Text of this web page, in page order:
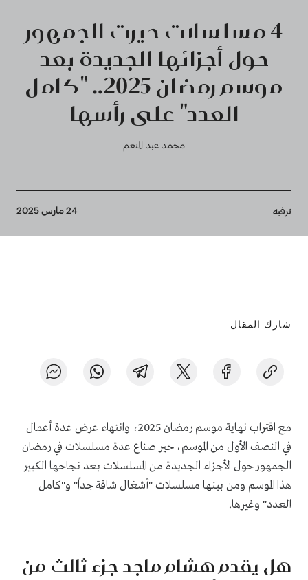
4 مسلسلات حيرت الجمهور
حول أجزائها الجديدة بعد
موسم رمضان 2025.. "كامل
العدد" على رأسها
محمد عبد المنعم
Breadcrumb
ترفيه 24 مارس 2025
شارك المقال
مع اقتراب نهاية موسم رمضان 2025، وانتهاء عرض عدة أعمال
في النصف الأول من الموسم، حير صناع عدة مسلسلات في رمضان
الجمهور حول الأجزاء الجديدة من المسلسلات بعد نجاحها الكبير
هذا الموسم ومن بينها مسلسلات "أشغال شاقة جداً" و"كامل
العدد" وغيرها.
هل يقدم هشام ماجد جزء ثالث من